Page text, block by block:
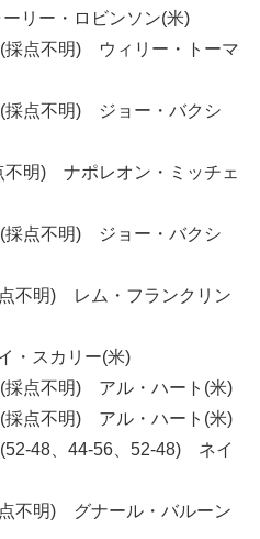
リー・ロビンソン(米)
点不明) ウィリー・トーマ
点不明) ジョー・バクシ
明) ナポレオン・ミッチェ
点不明) ジョー・バクシ
不明) レム・フランクリン
スカリー(米)
点不明) アル・ハート(米)
点不明) アル・ハート(米)
48、44-56、52-48) ネイ
不明) グナール・バルーン